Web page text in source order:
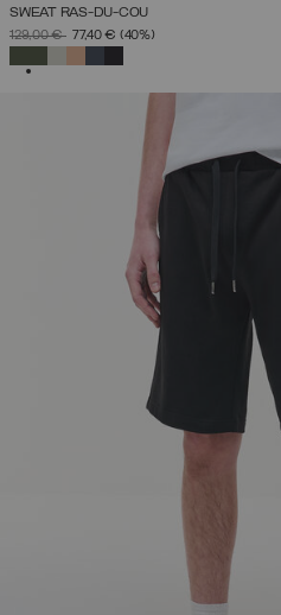
SWEAT RAS-DU-COU
PRIX RÉDUIT DE
129,00 €À77,40 € (40%)